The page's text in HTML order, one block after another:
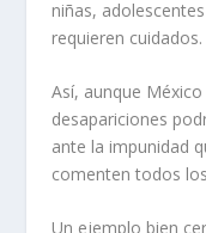
niñas,
requieren cuidados.
Así, aunque
desapariciones
ante la impunidad
comenten todos
Un ejemplo bien